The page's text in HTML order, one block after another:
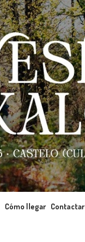
Cómo llegar Contactar